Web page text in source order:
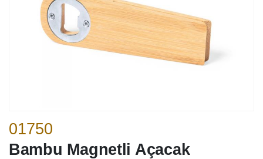
01750
Bambu Magnetli Açacak